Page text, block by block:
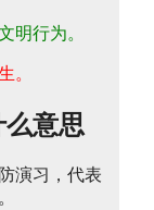
明行为。
。
意思
演习，代表